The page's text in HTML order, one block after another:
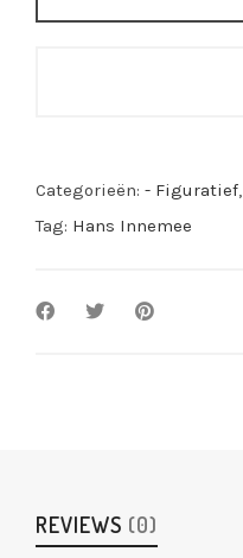
quantity
Categorieën: - Figuratief,
Tag: Hans Innemee
REVIEWS (0)